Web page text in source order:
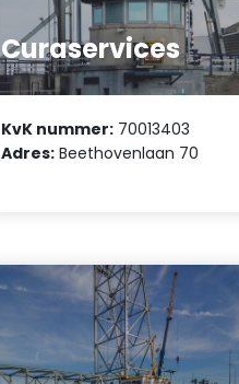
Curaservices
KvK nummer: 70013403
Adres: Beethovenlaan 70